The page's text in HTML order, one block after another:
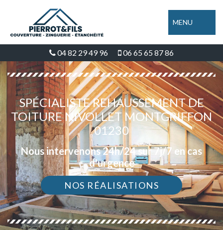
MENU
04 82 29 49 96 06 65 65 87 86
SPÉCIALISTE REHAUSSEMENT DE
TOITURE NIVOLLET MONTGRIFFON
01230
Nous intervenons 24h/24 sur 7j/7 en cas
d'urgence
NOS RÉALISATIONS